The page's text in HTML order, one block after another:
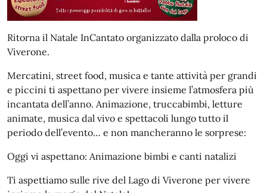
Ritorna il Natale InCantato organizzato dalla proloco di
Viverone.
Mercatini, street food, musica e tante attività per grandi
e piccini ti aspettano per vivere insieme l’atmosfera più
incantata dell’anno. Animazione, truccabimbi, letture
animate, musica dal vivo e spettacoli lungo tutto il
periodo dell’evento… e non mancheranno le sorprese:
Oggi vi aspettano: Animazione bimbi e canti natalizi
Ti aspettiamo sulle rive del Lago di Viverone per vivere